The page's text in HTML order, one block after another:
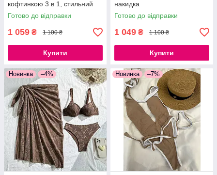
кофтинкою 3 в 1, стильний
пляжний комплект, розміри S,
M, L
Готово до відправки
1 059 ₴ 1 100 ₴
Купити
накидка
Готово до відправки
1 049 ₴ 1 100 ₴
Купити
Новинка –4% Новинка –7%